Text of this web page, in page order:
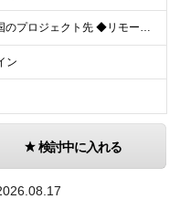
フルリモートor全国のプロジェクト先 ◆リモート実施率93%（リモート／出社の頻度も自分で選べる） ◆UIターン歓迎！転勤なし ※(変更の範囲)上記を除く当社関連勤務地 ＼独立した評価機関による評価
ン
検討中に入れる